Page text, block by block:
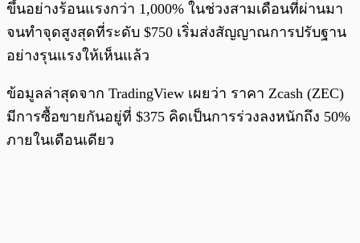
ขึ้นอย่างร้อนแรงกว่า 1,000% ในช่วงสามเดือนที่ผ่านมา
จนทำจุดสูงสุดที่ระดับ $750 เริ่มส่งสัญญาณการปรับฐาน
อย่างรุนแรงให้เห็นแล้ว
ข้อมูลล่าสุดจาก TradingView เผยว่า ราคา Zcash (ZEC)
มีการซื้อขายกันอยู่ที่ $375 คิดเป็นการร่วงลงหนักถึง 50%
ภายในเดือนเดียว